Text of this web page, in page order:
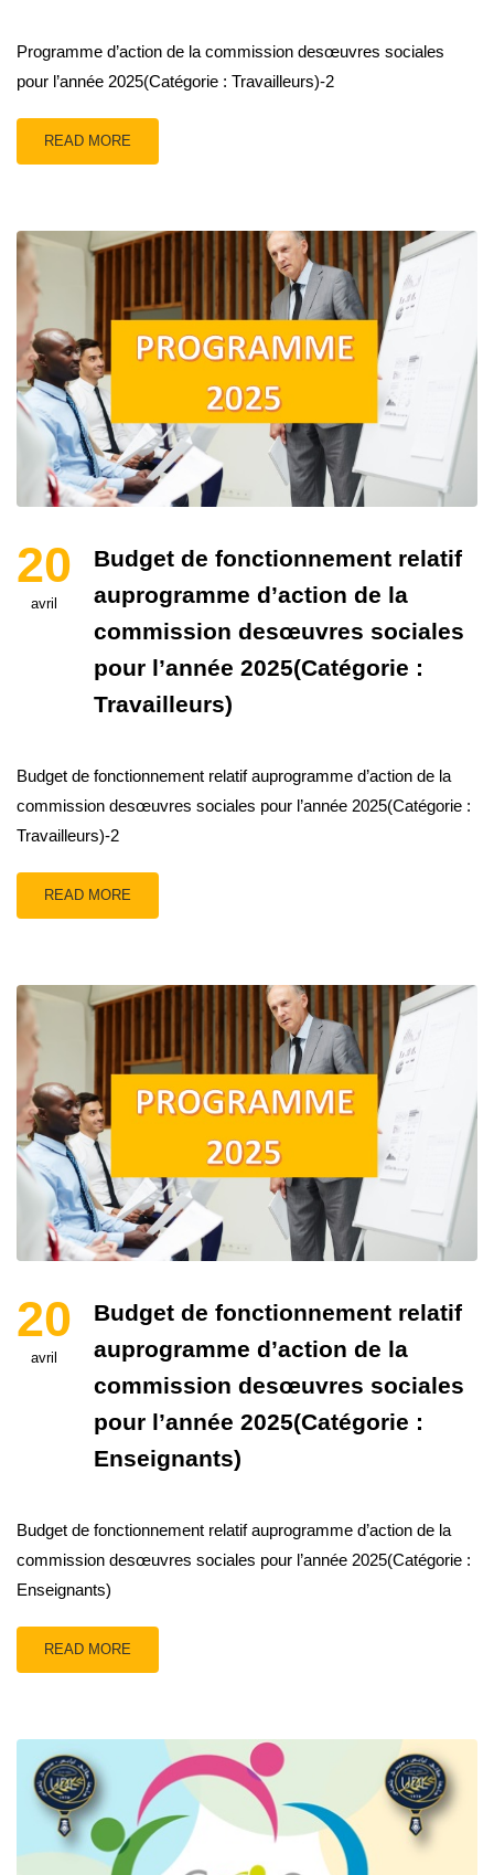
Programme d’action de la commission desœuvres sociales
pour l’année 2025(Catégorie : Travailleurs)-2
READ MORE
20
avril
Budget de fonctionnement relatif
auprogramme d’action de la
commission desœuvres sociales
pour l’année 2025(Catégorie :
Travailleurs)
Budget de fonctionnement relatif auprogramme d’action de la
commission desœuvres sociales pour l’année 2025(Catégorie :
Travailleurs)-2
READ MORE
20
avril
Budget de fonctionnement relatif
auprogramme d’action de la
commission desœuvres sociales
pour l’année 2025(Catégorie :
Enseignants)
Budget de fonctionnement relatif auprogramme d’action de la
commission desœuvres sociales pour l’année 2025(Catégorie :
Enseignants)
READ MORE